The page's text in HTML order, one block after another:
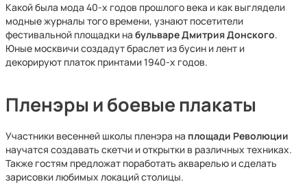
Какой была мода 40-х годов прошлого века и как выглядели
модные журналы того времени, узнают посетители
фестивальной площадки на бульваре Дмитрия Донского.
Юные москвичи создадут браслет из бусин и лент и
декорируют платок принтами 1940-х годов.
Пленэры и боевые плакаты
Участники весенней школы пленэра на площади Революции
научатся создавать скетчи и открытки в различных техниках.
Также гостям предложат поработать акварелью и сделать
зарисовки любимых локаций столицы.